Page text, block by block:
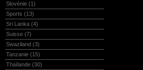
Slovénie (1)
Sports (13)
Sri Lanka (4)
Suisse (7)
Swaziland (3)
Tanzanie (15)
Thaïlande (30)